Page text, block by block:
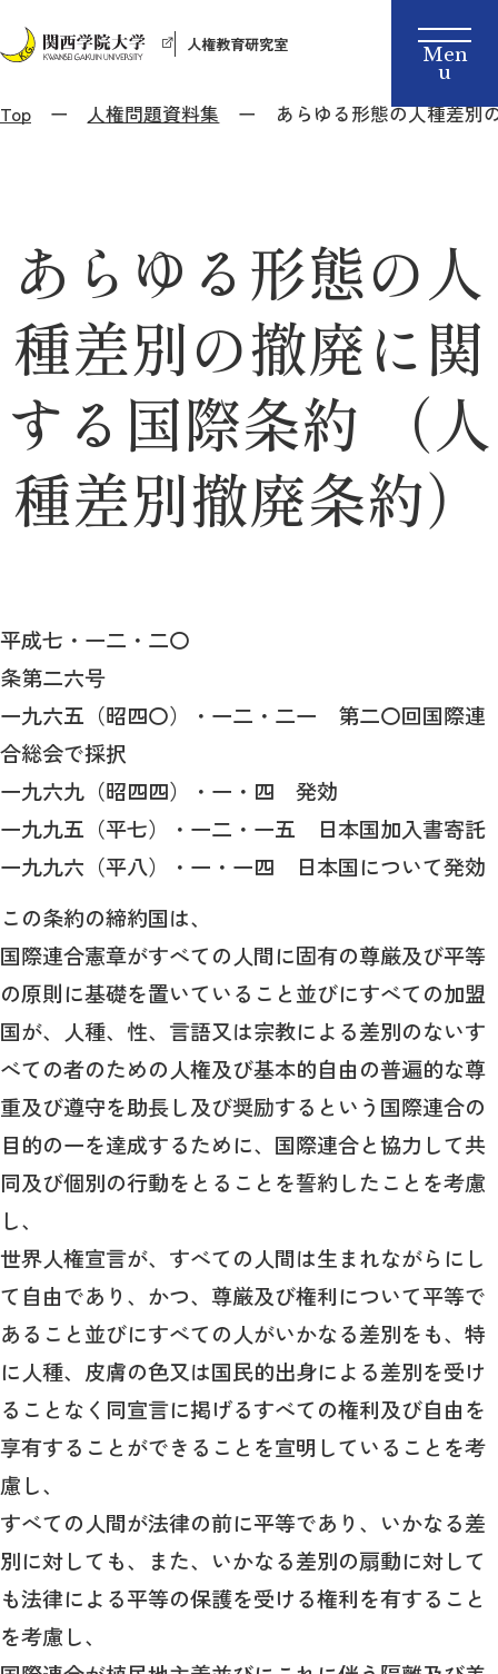
人権教育研究室
Top 人権問題資料集 あらゆる形態の人種差別
あらゆる形態の人
種差別の撤廃に関
する国際条約 （人
種差別撤廃条約）
平成七・一二・二〇
条第二六号
一九六五（昭四〇）・一二・二一 第二〇回国際連
合総会で採択
一九六九（昭四四）・一・四 発効
一九九五（平七）・一二・一五 日本国加入書寄託
一九九六（平八）・一・一四 日本国について発効
この条約の締約国は、
国際連合憲章がすべての人間に固有の尊厳及び平等
の原則に基礎を置いていること並びにすべての加盟
国が、人種、性、言語又は宗教による差別のないす
べての者のための人権及び基本的自由の普遍的な尊
重及び遵守を助長し及び奨励するという国際連合の
目的の一を達成するために、国際連合と協力して共
同及び個別の行動をとることを誓約したことを考慮
し、
世界人権宣言が、すべての人間は生まれながらにし
て自由であり、かつ、尊厳及び権利について平等で
あること並びにすべての人がいかなる差別をも、特
に人種、皮膚の色又は国民的出身による差別を受け
ることなく同宣言に掲げるすべての権利及び自由を
享有することができることを宣明していることを考
慮し、
すべての人間が法律の前に平等であり、いかなる差
別に対しても、また、いかなる差別の扇動に対して
も法律による平等の保護を受ける権利を有すること
を考慮し、